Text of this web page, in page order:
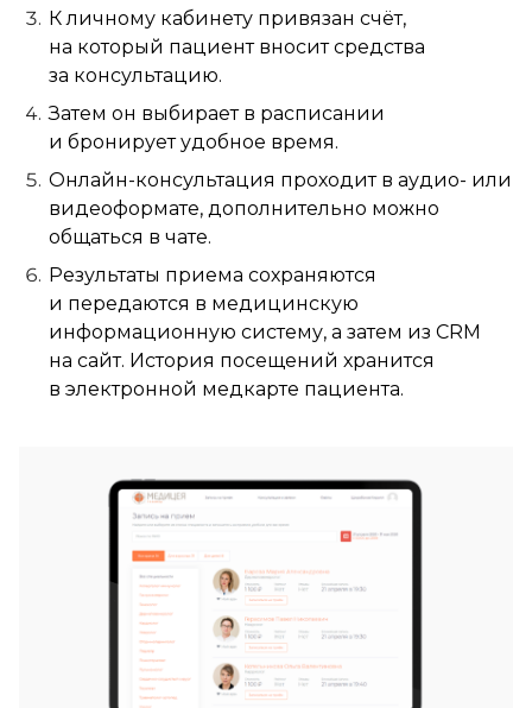
К личному кабинету привязан счёт,
на который пациент вносит средства
за консультацию.
Затем он выбирает в расписании
и бронирует удобное время.
Онлайн-консультация проходит в аудио- или
видеоформате, дополнительно можно
общаться в чате.
Результаты приема сохраняются
и передаются в медицинскую
информационную систему, а затем из CRM
на сайт. История посещений хранится
в электронной медкарте пациента.